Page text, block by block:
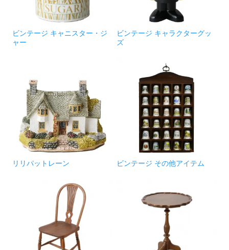
ビンテージ キャニスター・ジ
ャー
ビンテージ キャラクターグッ
ズ
リリパットレーン ビンテージ その他アイテム